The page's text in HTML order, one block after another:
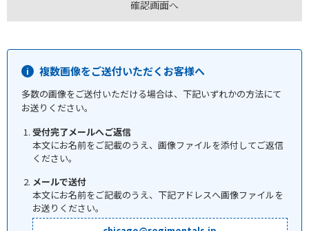
複数画像をご送付いただくお客様へ
多数の画像をご送付いただける場合は、下記いずれかの方法にて
お送りください。
受付完了メールへご返信
本文にお名前をご記載のうえ、画像ファイルを添付してご返信
ください。
メールで送付
本文にお名前をご記載のうえ、下記アドレスへ画像ファイルを
お送りください。